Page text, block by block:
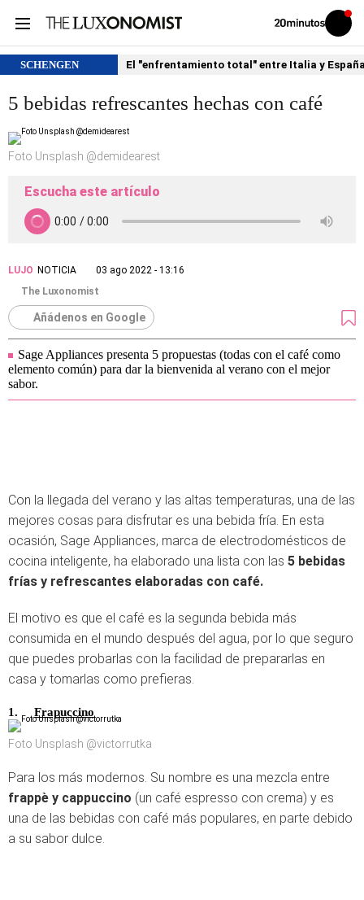
Volver
Iniciar
sesión
SCHENGEN El "enfrentamiento total" entre Italia y
5 bebidas refrescantes hechas con café
Foto Unsplash @demidearest
Escucha este artículo
LUJO NOTICIA
03 ago 2022 - 13:16
The Luxonomist
Añádenos en Google
Sage Appliances presenta 5 propuestas (todas con el café como
elemento común) para dar la bienvenida al verano con el mejor
sabor.
Con la llegada del verano y las altas temperaturas, una de las
mejores cosas para disfrutar es una bebida fría. En esta
ocasión, Sage Appliances, marca de electrodomésticos de
cocina inteligente, ha elaborado una lista con las 5 bebidas
frías y refrescantes elaboradas con café.
El motivo es que el café es la segunda bebida más
consumida en el mundo después del agua, por lo que seguro
que puedes probarlas con la facilidad de prepararlas en
casa y tomarlas como prefieras.
1. Frapuccino
Foto Unsplash @victorrutka
Para los más modernos. Su nombre es una mezcla entre
frappè y cappuccino (un café espresso con crema) y es
una de las bebidas con café más populares, en parte debido
a su sabor dulce.